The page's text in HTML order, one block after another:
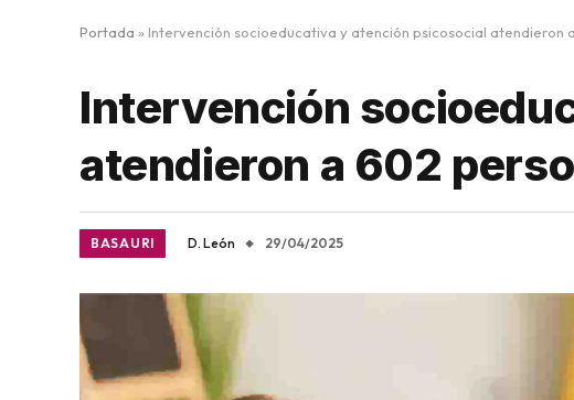
Portada » Intervención socioeducativa y atención psicosocial atendieron
Intervención
atendieron a 602
BASAURI D. León 29/04/2025